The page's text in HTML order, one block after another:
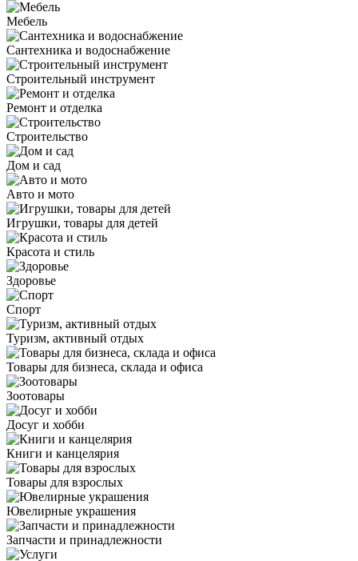
Мебель
Сантехника и водоснабжение
Строительный инструмент
Ремонт и отделка
Строительство
Дом и сад
Авто и мото
Игрушки, товары для детей
Красота и стиль
Здоровье
Спорт
Туризм, активный отдых
Товары для бизнеса, склада и офиса
Зоотовары
Досуг и хобби
Книги и канцелярия
Товары для взрослых
Ювелирные украшения
Запчасти и принадлежности